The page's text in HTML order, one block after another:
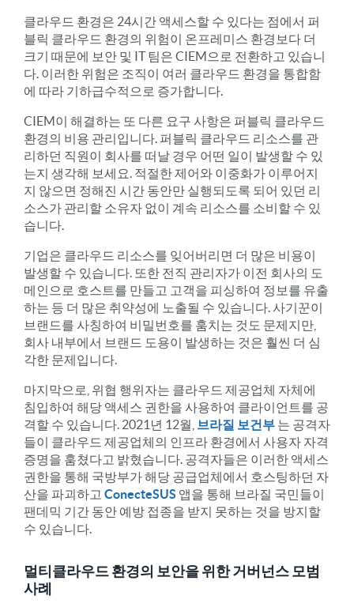
클라우드 환경은 24시간 액세스할 수 있다는 점에서 퍼
블릭 클라우드 환경의 위험이 온프레미스 환경보다 더
크기 때문에 보안 및 IT 팀은 CIEM으로 전환하고 있습니
다. 이러한 위험은 조직이 여러 클라우드 환경을 통합함
에 따라 기하급수적으로 증가합니다.
CIEM이 해결하는 또 다른 요구 사항은 퍼블릭 클라우드
환경의 비용 관리입니다. 퍼블릭 클라우드 리소스를 관
리하던 직원이 회사를 떠날 경우 어떤 일이 발생할 수 있
는지 생각해 보세요. 적절한 제어와 이중화가 이루어지
지 않으면 정해진 시간 동안만 실행되도록 되어 있던 리
소스가 관리할 소유자 없이 계속 리소스를 소비할 수 있
습니다.
기업은 클라우드 리소스를 잊어버리면 더 많은 비용이
발생할 수 있습니다. 또한 전직 관리자가 이전 회사의 도
메인으로 호스트를 만들고 고객을 피싱하여 정보를 유출
하는 등 더 많은 취약성에 노출될 수 있습니다. 사기꾼이
브랜드를 사칭하여 비밀번호를 훔치는 것도 문제지만,
회사 내부에서 브랜드 도용이 발생하는 것은 훨씬 더 심
각한 문제입니다.
마지막으로, 위협 행위자는 클라우드 제공업체 자체에
침입하여 해당 액세스 권한을 사용하여 클라이언트를 공
격할 수 있습니다. 2021년 12월,
브라질 보건부 는 공격자
들이 클라우드 제공업체의 인프라 환경에서 사용자 자격
증명을 훔쳤다고 밝혔습니다. 공격자들은 이러한 액세스
권한을 통해 국방부가 해당 공급업체에서 호스팅하던 자
산을 파괴하고 ConecteSUS 앱을 통해 브라질 국민들이
팬데믹 기간 동안 예방 접종을 받지 못하는 것을 방지할
수 있습니다.
멀티클라우드 환경의 보안을 위한 거버넌스 모범
사례